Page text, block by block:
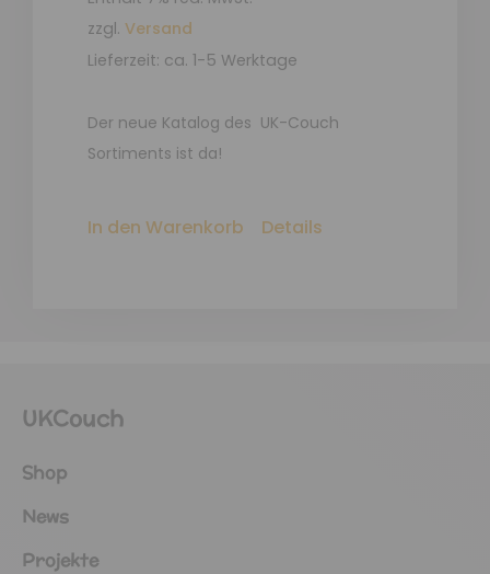
zzgl. Versand
Lieferzeit: ca. 1-5 Werktage
Der neue Katalog des UK-Couch
Sortiments ist da!
In den Warenkorb Details
UKCouch
Shop
News
Projekte